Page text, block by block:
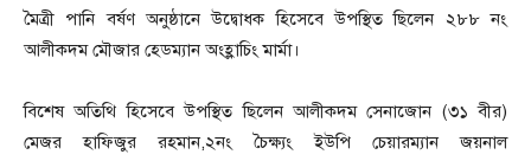
মৈত্রী পানি বর্ষণ অনুষ্ঠানে উদ্বোধক হিসেবে উপস্থিত ছিলেন ২৮৮ নং
আলীকদম মৌজার হেডম্যান অংহ্লাচিং মার্মা।
বিশেষ অতিথি হিসেবে উপস্থিত ছিলেন আলীকদম সেনাজোন (৩১ বীর)
মেজর হাফিজুর রহমান,২নং চৈক্ষ্যং ইউপি চেয়ারম্যান জয়নাল